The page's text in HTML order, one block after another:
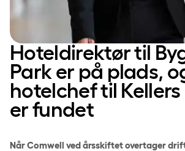
Hoteldirektør til
Park er på plads,
hotelchef til Kellers
er fundet
Når Comwell ved årsskiftet overtager